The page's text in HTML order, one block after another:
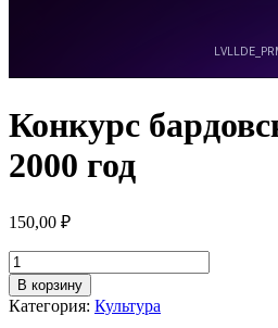
Конкурс
2000 год
150,00 ₽
Количество
товара
Конкурс
бардовских
В корзину
Категория: Культура